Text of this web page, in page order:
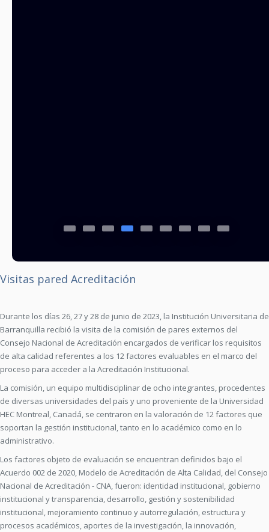
Visitas pared Acreditación
Durante los días 26, 27 y 28 de junio de 2023, la Institución Universitaria de
Barranquilla recibió la visita de la comisión de pares externos del
Consejo Nacional de Acreditación encargados de verificar los requisitos
de alta calidad referentes a los 12 factores evaluables en el marco del
proceso para acceder a la Acreditación Institucional.
La comisión, un equipo multidisciplinar de ocho integrantes, procedentes
de diversas universidades del país y uno proveniente de la Universidad
HEC Montreal, Canadá, se centraron en la valoración de 12 factores que
soportan la gestión institucional, tanto en lo académico como en lo
administrativo.
Los factores objeto de evaluación se encuentran definidos bajo el
Acuerdo 002 de 2020, Modelo de Acreditación de Alta Calidad, del Consejo
Nacional de Acreditación - CNA, fueron: identidad institucional, gobierno
institucional y transparencia, desarrollo, gestión y sostenibilidad
institucional, mejoramiento continuo y autorregulación, estructura y
procesos académicos, aportes de la investigación, la innovación,